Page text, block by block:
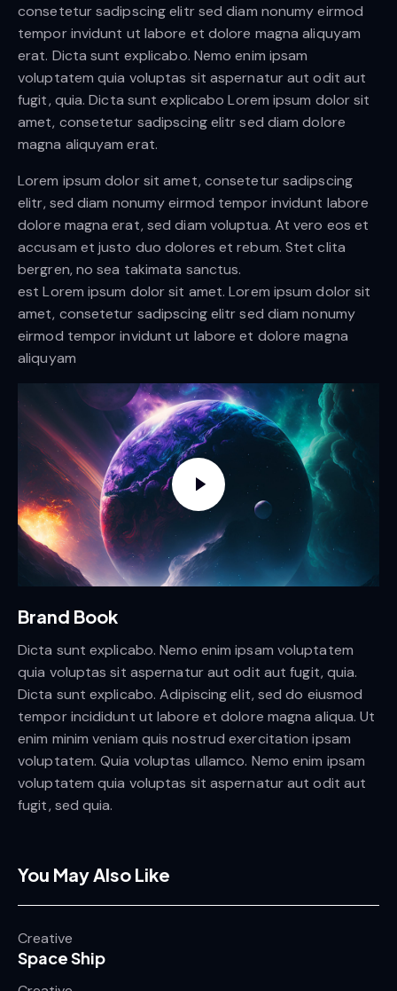
consetetur sadipscing elitr sed diam nonumy eirmod
tempor invidunt ut labore et dolore magna aliquyam
erat. Dicta sunt explicabo. Nemo enim ipsam
voluptatem quia voluptas sit aspernatur aut odit aut
fugit, quia. Dicta sunt explicabo Lorem ipsum dolor sit
amet, consetetur sadipscing elitr sed diam dolore
magna aliquyam erat.
Lorem ipsum dolor sit amet, consetetur sadipscing
elitr, sed diam nonumy eirmod tempor invidunt labore
dolore magna erat, sed diam voluptua. At vero eos et
accusam et justo duo dolores et rebum. Stet clita
bergren, no sea takimata sanctus.
est Lorem ipsum dolor sit amet. Lorem ipsum dolor sit
amet, consetetur sadipscing elitr sed diam nonumy
eirmod tempor invidunt ut labore et dolore magna
aliquyam
Brand Book
Dicta sunt explicabo. Nemo enim ipsam voluptatem
quia voluptas sit aspernatur aut odit aut fugit, quia.
Dicta sunt explicabo. Adipiscing elit, sed do eiusmod
tempor incididunt ut labore et dolore magna aliqua. Ut
enim minim veniam quis nostrud exercitation ipsam
voluptatem. Quia voluptas ullamco. Nemo enim ipsam
voluptatem quia voluptas sit aspernatur aut odit aut
fugit, sed quia.
You May Also Like
Creative
Space Ship